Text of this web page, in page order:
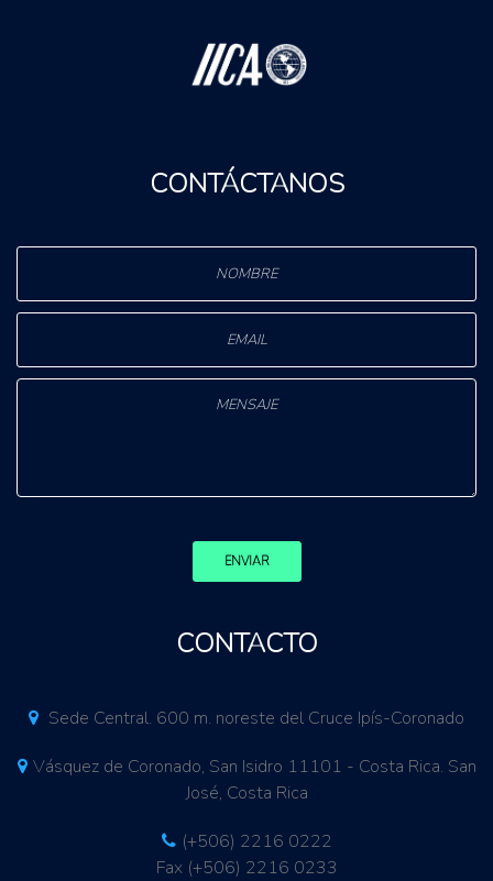
CONTÁCTANOS
ENVIAR
CONTACTO
Sede Central. 600 m. noreste del Cruce Ipís-Coronado
Vásquez de Coronado, San Isidro 11101 - Costa Rica. San
José, Costa Rica
(+506) 2216 0222
Fax (+506) 2216 0233